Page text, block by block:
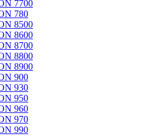
7700
780
8500
8600
8700
8800
8900
900
930
950
960
970
990